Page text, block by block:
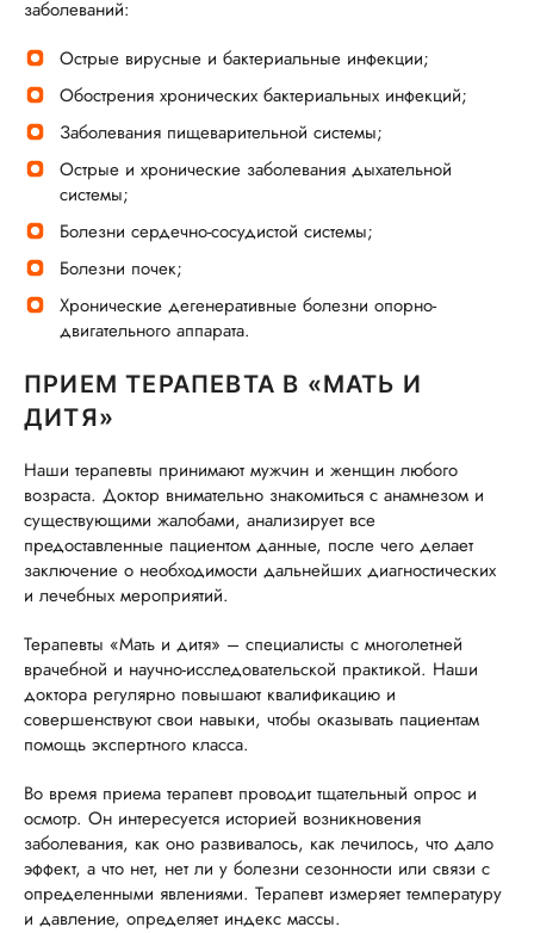
заболеваний:
Острые вирусные и бактериальные инфекции;
Обострения хронических бактериальных инфекций;
Заболевания пищеварительной системы;
Острые и хронические заболевания дыхательной
системы;
Болезни сердечно-сосудистой системы;
Болезни почек;
Хронические дегенеративные болезни опорно-
двигательного аппарата.
ПРИЕМ ТЕРАПЕВТА В «МАТЬ И
ДИТЯ»
Наши терапевты принимают мужчин и женщин любого
возраста. Доктор внимательно знакомиться с анамнезом и
существующими жалобами, анализирует все
предоставленные пациентом данные, после чего делает
заключение о необходимости дальнейших диагностических
и лечебных мероприятий.
Терапевты «Мать и дитя» – специалисты с многолетней
врачебной и научно-исследовательской практикой. Наши
доктора регулярно повышают квалификацию и
совершенствуют свои навыки, чтобы оказывать пациентам
помощь экспертного класса.
Во время приема терапевт проводит тщательный опрос и
осмотр. Он интересуется историей возникновения
заболевания, как оно развивалось, как лечилось, что дало
эффект, а что нет, нет ли у болезни сезонности или связи с
определенными явлениями. Терапевт измеряет температуру
и давление, определяет индекс массы.